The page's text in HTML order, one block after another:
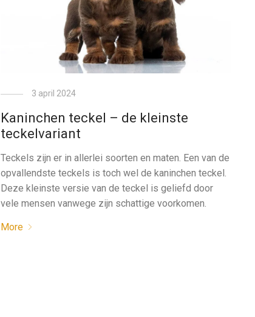
3 april 2024
Kaninchen teckel – de kleinste
teckelvariant
Teckels zijn er in allerlei soorten en maten. Een van de
opvallendste teckels is toch wel de kaninchen teckel.
Deze kleinste versie van de teckel is geliefd door
vele mensen vanwege zijn schattige voorkomen.
More